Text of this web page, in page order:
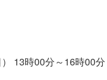
13時00分～16時00分